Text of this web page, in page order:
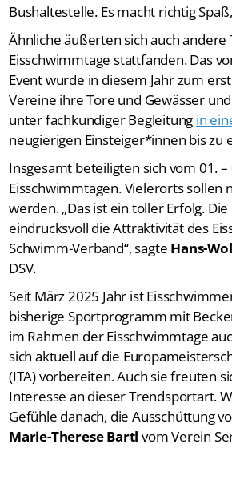
Ähnliche äußerten sich auch
Eisschwimmtage stattfanden. Das
Event wurde in diesem Jahr zum
Vereine ihre Tore und Gewässer
unter fachkundiger Begleitungin
neugierigen Einsteiger*innen bis
Insgesamt beteiligten sich vom 01.
Eisschwimmtagen. Vielerorts sollen
werden. „Das ist ein toller Erfolg.
eindrucksvoll die Attraktivität des
Schwimm-Verband“, sagteHans-
DSV.
Seit März 2025 Jahr ist
bisherige Sportprogramm mit
im Rahmen der Eisschwimmtage
sich aktuell auf die
(ITA) vorbereiten. Auch sie freuten
Interesse an dieser Trendsportart.
Gefühle danach, die Ausschüttung
Marie-Therese Bartlvom Verein